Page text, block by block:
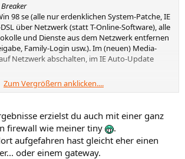
98 se (alle nur erdenklichen System-Patche, IE
DSL über Netzwerk (statt T-Online-Software), alle
und Dienste aus dem Netzwerk entfernen
Family-Login usw.). Im (neuen) Media-
Netzwerk abschalten, im IE Auto-Update
ein Sicherheits-Check bei Symantec machen
:
gespart...
Zum Vergrößern anklicken....
erzielst du auch mit einer ganz
firewall wie meiner tiny
.
aufgefahren hast gleicht eher einen
oder einem gateway.